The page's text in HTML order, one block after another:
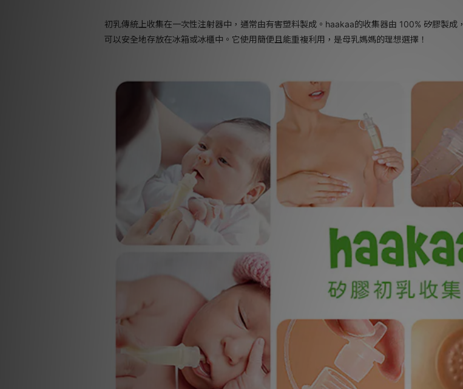
初乳傳統上收集在一次性注射器中，通常由有害塑料製成。haakaa的收集器由 100% 矽膠製成，
可以安全地存放在冰箱或冰櫃中。它使用簡便且能重複利用，是母乳媽媽的理想選擇！